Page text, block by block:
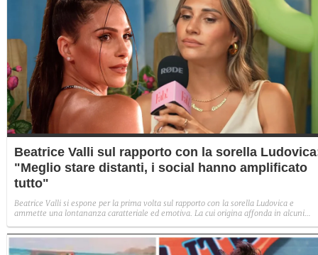
Beatrice Valli sul rapporto con la sorella
"Meglio stare distanti, i social hanno amplificato
tutto"
Beatrice Valli si espone per la prima volta sul rapporto con la sorella Ludovica e
ammette una lontananza caratteriale ed emotiva. La cui origina affonda in alcuni
aiutavamo. Non perché non volesse farlo, ma perché era più piccola e aveva un